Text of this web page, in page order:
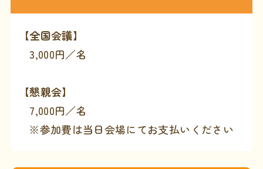
【全国会議】
3,000円／名
【懇親会】
7,000円／名
※参加費は当日会場にてお支払いください